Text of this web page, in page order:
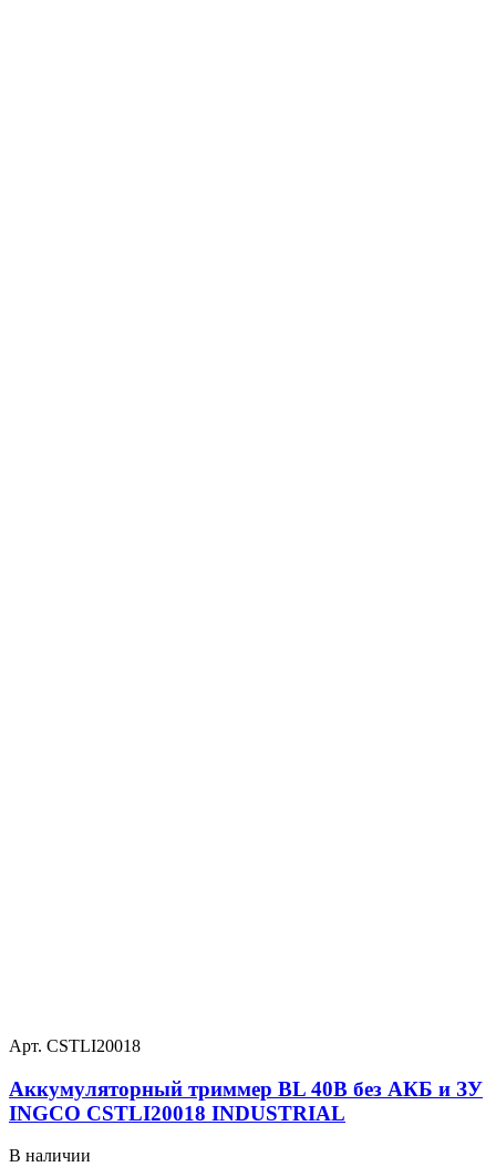
Арт. CSTLI20018
Аккумуляторный триммер BL 40В без АКБ и ЗУ
INGCO CSTLI20018 INDUSTRIAL
В наличии